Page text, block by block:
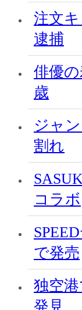
注文
逮捕
俳優
歳
ジャ
割れ
コラボ
で発売
独空
発見